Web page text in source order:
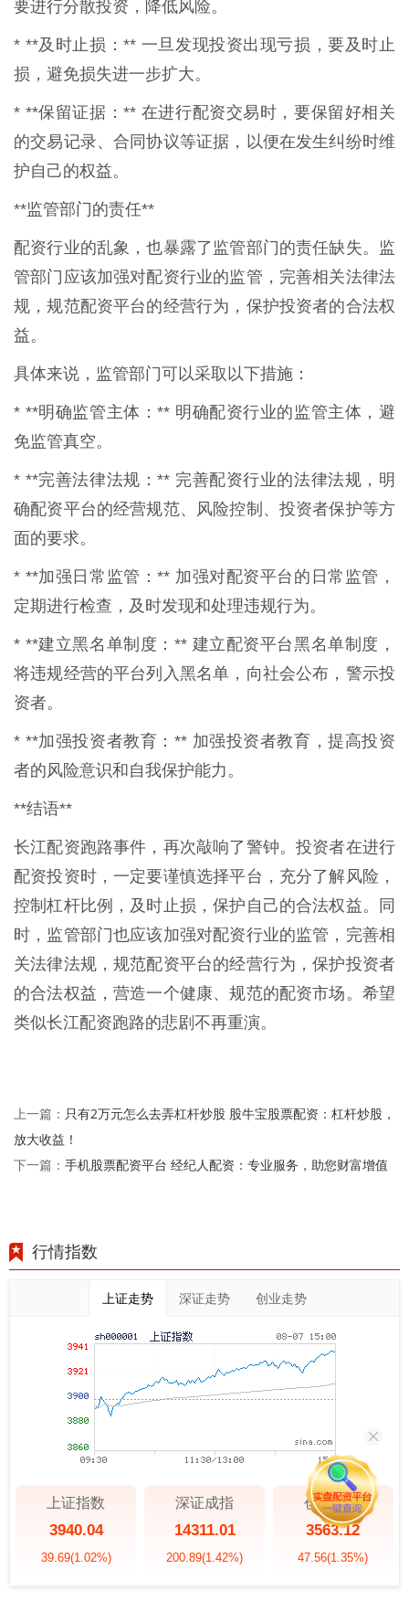
要进行分散投资，降低风险。
* **及时止损：** 一旦发现投资出现亏损，要及时止
损，避免损失进一步扩大。
* **保留证据：** 在进行配资交易时，要保留好相关
的交易记录、合同协议等证据，以便在发生纠纷时维
护自己的权益。
**监管部门的责任**
配资行业的乱象，也暴露了监管部门的责任缺失。监
管部门应该加强对配资行业的监管，完善相关法律法
规，规范配资平台的经营行为，保护投资者的合法权
益。
具体来说，监管部门可以采取以下措施：
* **明确监管主体：** 明确配资行业的监管主体，避
免监管真空。
* **完善法律法规：** 完善配资行业的法律法规，明
确配资平台的经营规范、风险控制、投资者保护等方
面的要求。
* **加强日常监管：** 加强对配资平台的日常监管，
定期进行检查，及时发现和处理违规行为。
* **建立黑名单制度：** 建立配资平台黑名单制度，
将违规经营的平台列入黑名单，向社会公布，警示投
资者。
* **加强投资者教育：** 加强投资者教育，提高投资
者的风险意识和自我保护能力。
**结语**
长江配资跑路事件，再次敲响了警钟。投资者在进行
配资投资时，一定要谨慎选择平台，充分了解风险，
控制杠杆比例，及时止损，保护自己的合法权益。同
时，监管部门也应该加强对配资行业的监管，完善相
关法律法规，规范配资平台的经营行为，保护投资者
的合法权益，营造一个健康、规范的配资市场。希望
类似长江配资跑路的悲剧不再重演。
上一篇： 只有2万元怎么去弄杠杆炒股 股牛宝股票配资：杠杆炒股，
放大收益！
下一篇： 手机股票配资平台 经纪人配资：专业服务，助您财富增值
行情指数
上证走势 深证走势 创业走势
上证指数
3940.04
39.69(1.02%)
深证成指
14311.01
200.89(1.42%)
创业板指
3563.12
47.56(1.35%)